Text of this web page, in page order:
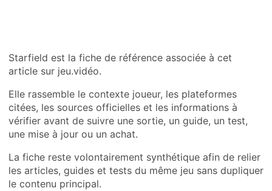
Starfield est la fiche de référence associée à cet
article sur jeu.vidéo.
Elle rassemble le contexte joueur, les plateformes
citées, les sources officielles et les informations à
vérifier avant de suivre une sortie, un guide, un test,
une mise à jour ou un achat.
La fiche reste volontairement synthétique afin de relier
les articles, guides et tests du même jeu sans dupliquer
le contenu principal.